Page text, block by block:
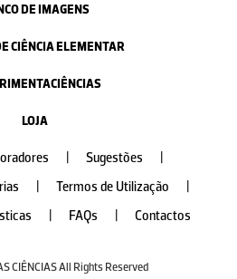
DE IMAGENS
CIÊNCIA ELEMENTAR
LOJA
Sugestões
Termos de Utilização
FAQs Contactos
CIÊNCIAS All Rights Reserved